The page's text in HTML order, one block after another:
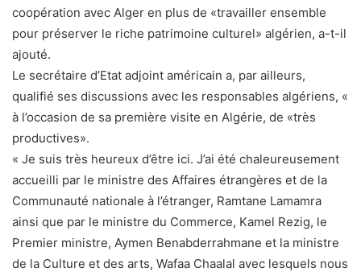
coopération avec Alger en plus de «travailler ensemble
pour préserver le riche patrimoine culturel» algérien, a-t-il
ajouté.
Le secrétaire d’Etat adjoint américain a, par ailleurs,
qualifié ses discussions avec les responsables algériens, «
à l’occasion de sa première visite en Algérie, de «très
productives».
« Je suis très heureux d’être ici. J’ai été chaleureusement
accueilli par le ministre des Affaires étrangères et de la
Communauté nationale à l’étranger, Ramtane Lamamra
ainsi que par le ministre du Commerce, Kamel Rezig, le
Premier ministre, Aymen Benabderrahmane et la ministre
de la Culture et des arts, Wafaa Chaalal avec lesquels nous